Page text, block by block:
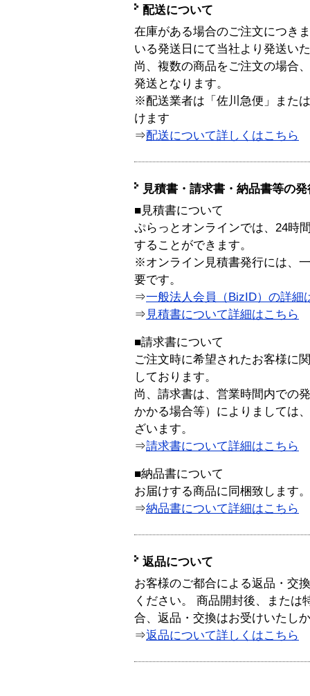
配送について
在庫がある場合のご注文につき
いる発送日にて当社より発送い
尚、複数の商品をご注文の場合
発送となります。
※配送業者は「佐川急便」また
けます
⇒配送について詳しくはこちら
見積書・請求書・納品書等の
■見積書について
ぷらっとオンラインでは、24時
することができます。
※オンライン見積書発行には、
要です。
⇒一般法人会員（BizID）の詳細
⇒ 見積書について詳細はこちら
■請求書について
ご注文時に希望されたお客様に
しております。
尚、請求書は、営業時間内での
かかる場合等）によりましては
ざいます。
⇒請求書について詳細はこちら
■納品書について
お届けする商品に同梱致します。
⇒納品書について詳細はこちら
返品について
お客様のご都合による返品・交
ください。 商品開封後、または
合、返品・交換はお受けいたし
⇒返品について詳しくはこちら